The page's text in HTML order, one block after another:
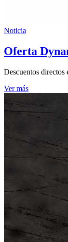
Noticia
Oferta
Descuentos directos
Ver más